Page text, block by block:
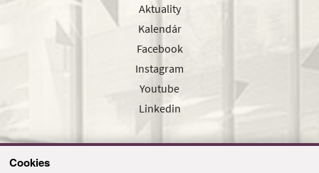
Cookies
Aktuality
Kalendár
Facebook
Instagram
Youtube
Linkedin